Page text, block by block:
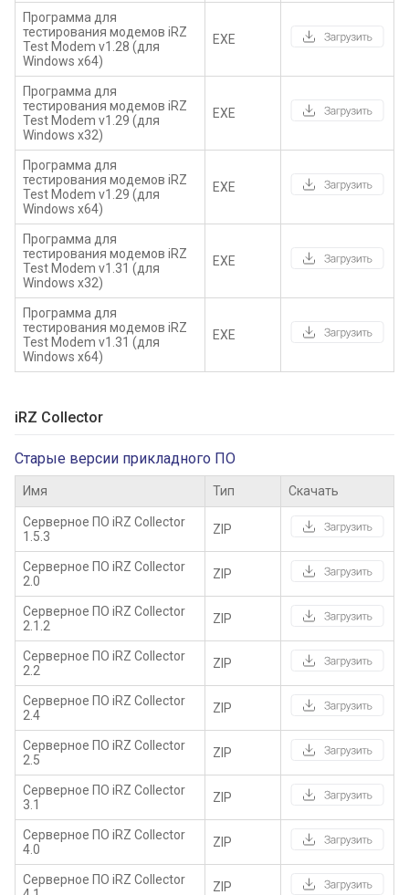
Программа для
тестирования модемов iRZ
Test Modem v1.28 (для
Windows x64)
EXE
Программа для
тестирования модемов iRZ
Test Modem v1.29 (для
Windows x32)
EXE
Программа для
тестирования модемов iRZ
Test Modem v1.29 (для
Windows x64)
EXE
Программа для
тестирования модемов iRZ
Test Modem v1.31 (для
Windows x32)
EXE
Программа для
тестирования модемов iRZ
Test Modem v1.31 (для
Windows x64)
EXE
iRZ Collector
Старые версии прикладного ПО
Имя Тип Скачать
Серверное ПО iRZ Collector
1.5.3
ZIP
Серверное ПО iRZ Collector
2.0
ZIP
Серверное ПО iRZ Collector
2.1.2
ZIP
Серверное ПО iRZ Collector
2.2
ZIP
Серверное ПО iRZ Collector
2.4
ZIP
Серверное ПО iRZ Collector
2.5
ZIP
Серверное ПО iRZ Collector
3.1
ZIP
Серверное ПО iRZ Collector
4.0
ZIP
Серверное ПО iRZ Collector
ZIP